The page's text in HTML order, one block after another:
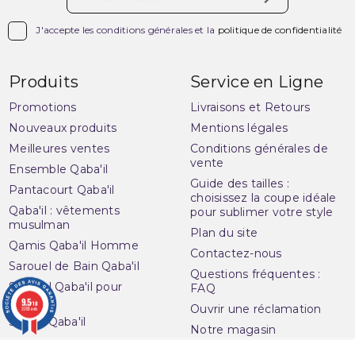
J'accepte les conditions générales et la politique de confidentialité
Produits
Promotions
Nouveaux produits
Meilleures ventes
Ensemble Qaba'il
Pantacourt Qaba'il
Qaba'il : vêtements
musulman
Qamis Qaba'il Homme
Sarouel de Bain Qaba'il
Sarouel Qaba'il pour
homme
Sweat Qaba'il
Service en Ligne
Livraisons et Retours
Mentions légales
Conditions générales de
vente
Guide des tailles :
choisissez la coupe idéale
pour sublimer votre style
Plan du site
Contactez-nous
Questions fréquentes :
FAQ
Ouvrir une réclamation
Notre magasin
9.5/10
3283 avis